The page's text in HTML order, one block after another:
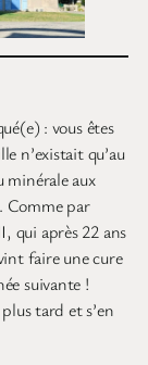
: vous êtes
n’existait qu’au
minérale aux
Comme par
qui après 22 ans
faire une cure
suivante !
tard et s’en